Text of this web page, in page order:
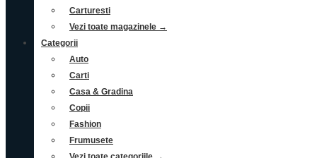
Carturesti
Vezi toate magazinele →
Categorii
Auto
Carti
Casa & Gradina
Copii
Fashion
Frumusete